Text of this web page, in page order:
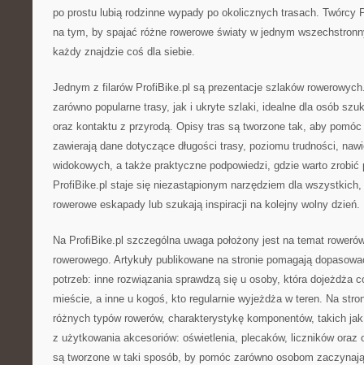
po prostu lubią rodzinne wypady po okolicznych trasach. Twórcy
na tym, by spajać różne rowerowe światy w jednym
każdy znajdzie coś dla siebie.
Jednym z filarów ProfiBike.pl są prezentacje szlaków
zarówno popularne trasy, jak i ukryte szlaki, idealne dla osób
oraz kontaktu z przyrodą. Opisy tras są tworzone tak, aby
zawierają dane dotyczące długości trasy, poziomu trudności,
widokowych, a także praktyczne podpowiedzi, gdzie warto zrobić
ProfiBike.pl staje się niezastąpionym narzędziem dla
rowerowe eskapady lub szukają inspiracji na kolejny wolny dzień.
Na ProfiBike.pl szczególna uwaga położony jest na temat
rowerowego. Artykuły publikowane na stronie pomagają
potrzeb: inne rozwiązania sprawdzą się u osoby, która dojeżdża
mieście, a inne u kogoś, kto regularnie wyjeżdża w teren. Na
różnych typów rowerów, charakterystykę komponentów, takich
z użytkowania akcesoriów: oświetlenia, plecaków, liczników oraz
są tworzone w taki sposób, by pomóc zarówno osobom